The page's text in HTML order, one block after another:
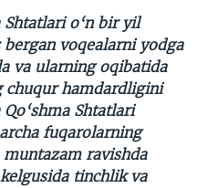
Shtatlari o‘n bir yil
voqealarni yodga
va ularning oqibatida
chuqur hamdardligini
Shtatlari
fuqarolarning
ravishda
tinchlik va